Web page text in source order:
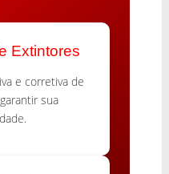
Extintores
e corretiva de
sua